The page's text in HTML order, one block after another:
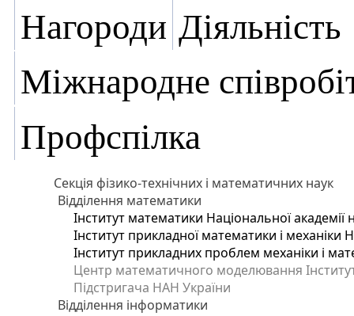
Нагороди Діяльність
Міжнародне
Профспілка
Секція фізико-технічних і математичних наук
Відділення математики
Інститут математики Національної академії
Інститут прикладної математики і механіки
Інститут прикладних проблем механіки і
Центр математичного моделювання
Підстригача НАН України
Відділення інформатики